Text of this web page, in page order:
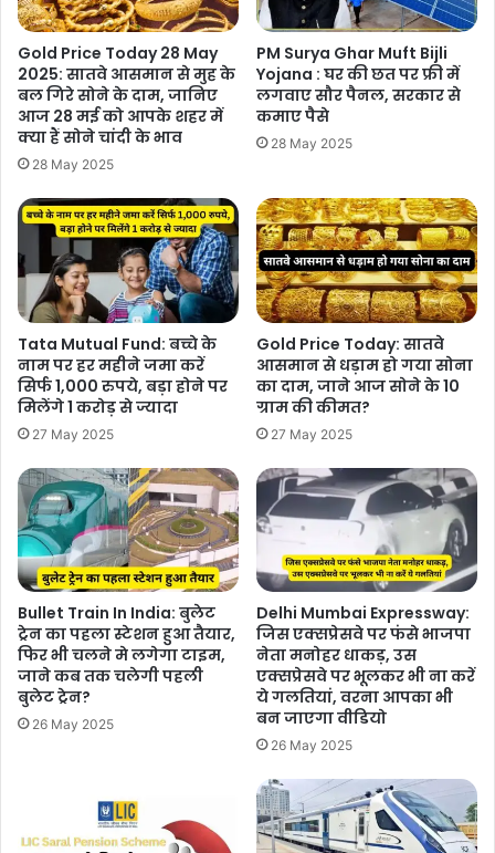
Gold Price Today 28 May
2025: सातवे आसमान से मुह के
बल गिरे सोने के दाम, जानिए
आज 28 मई को आपके शहर में
क्या हैं सोने चांदी के भाव
28 May 2025
PM Surya Ghar Muft Bijli
Yojana : घर की छत पर फ्री में
लगवाए सौर पैनल, सरकार से
कमाए पैसे
28 May 2025
Tata Mutual Fund: बच्चे के
नाम पर हर महीने जमा करें
सिर्फ 1,000 रुपये, बड़ा होने पर
मिलेंगे 1 करोड़ से ज्यादा
27 May 2025
Gold Price Today: सातवे
आसमान से धड़ाम हो गया सोना
का दाम, जाने आज सोने के 10
ग्राम की कीमत?
27 May 2025
Bullet Train In India: बुलेट
ट्रेन का पहला स्टेशन हुआ तैयार,
फिर भी चलने मे लगेगा टाइम,
जाने कब तक चलेगी पहली
बुलेट ट्रेन?
26 May 2025
Delhi Mumbai Expressway:
जिस एक्सप्रेसवे पर फंसे भाजपा
नेता मनोहर धाकड़, उस
एक्सप्रेसवे पर भूलकर भी ना करें
ये गलतियां, वरना आपका भी
बन जाएगा वीडियो
26 May 2025